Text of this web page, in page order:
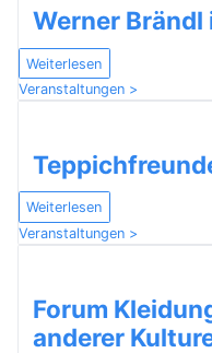
Werner
Weiterlesen
Veranstaltungen >
Weiterlesen
Veranstaltungen >
Forum
anderer